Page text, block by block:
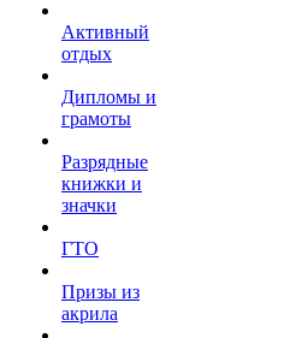
Активный
отдых
Дипломы и
грамоты
Разрядные
книжки и
значки
ГТО
Призы из
акрила